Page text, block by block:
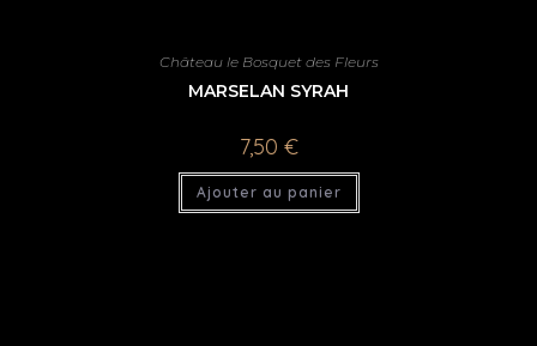
Château le Bosquet des Fleurs
MARSELAN SYRAH
7,50 €
Ajouter au panier